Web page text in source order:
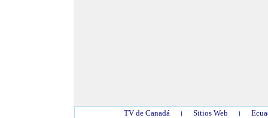
TV de Canadá l Sitios Web l